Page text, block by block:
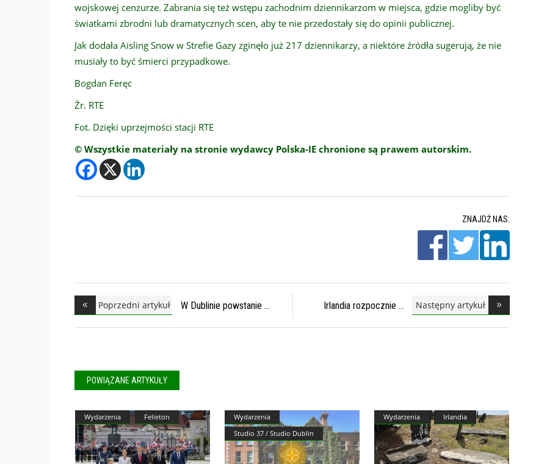
wojskowej cenzurze. Zabrania się też wstępu zachodnim dziennikarzom w miejsca, gdzie mogliby być
światkami zbrodni lub dramatycznych scen, aby te nie przedostały się do opinii publicznej.
Jak dodała Aisling Snow w Strefie Gazy zginęło już 217 dziennikarzy, a niektóre źródła sugerują, że nie
musiały to być śmierci przypadkowe.
Bogdan Feręc
Źr. RTE
Fot. Dzięki uprzejmości stacji RTE
© Wszystkie materiały na stronie wydawcy Polska-IE chronione są prawem autorskim.
ZNAJDŹ NAS:
Poprzedni artykuł W Dublinie powstanie Irlandia rozpocznie Następny artykuł
POWIĄZANE ARTYKUŁY
Wydarzenia Felieton
Wydarzenia
Studio 37 / Studio Dublin
Wydarzenia Irlandia